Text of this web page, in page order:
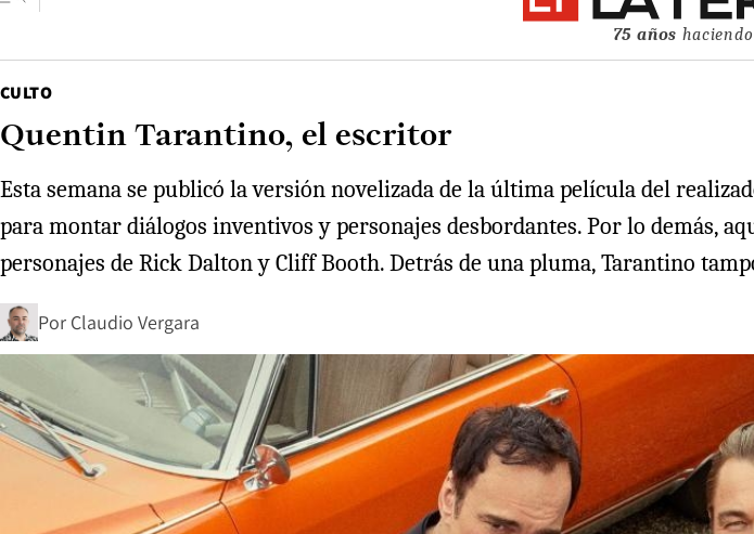
75 años
CULTO
Quentin Tarantino, el escritor
Esta semana se publicó la versión novelizada de la última película del
para montar diálogos inventivos y personajes desbordantes. Por lo demás,
personajes de Rick Dalton y Cliff Booth. Detrás de una pluma, Tarantino
Por Claudio Vergara